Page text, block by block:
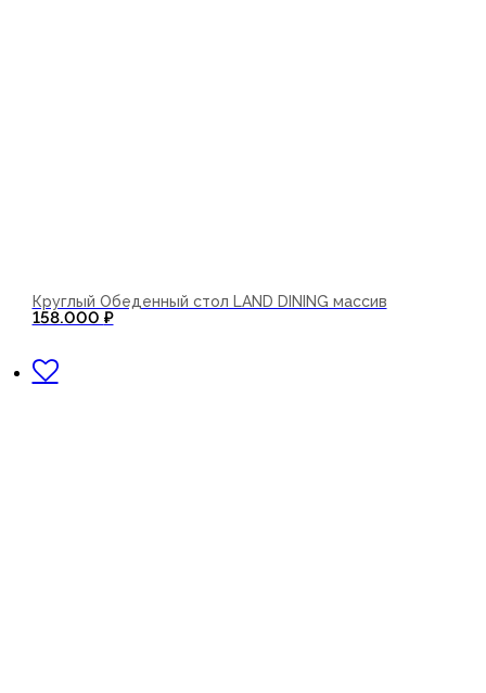
Круглый Обеденный стол LAND DINING массив
158.000 ₽